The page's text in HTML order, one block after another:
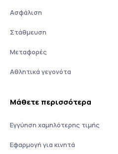
Ασφάλιση
Στάθμευση
Μεταφορές
Αθλητικά γεγονότα
Μάθετε περισσότερα
Εγγύηση χαμηλότερης τιμής
Εφαρμογή για κινητά